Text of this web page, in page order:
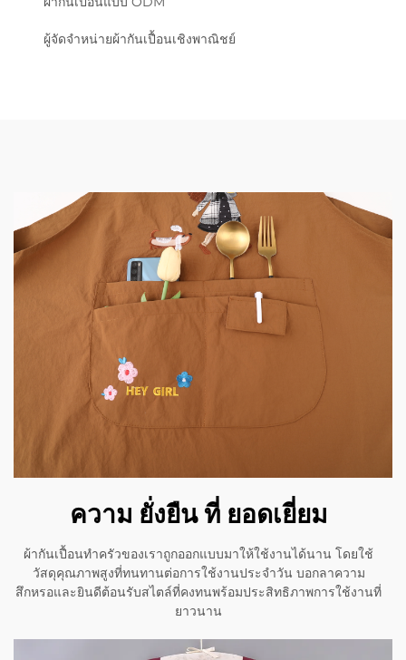
ผู้จัดจำหน่ายผ้ากันเปื้อนเชิงพาณิชย์
ความ ยั่งยืน ที่ ยอดเยี่ยม
ผ้ากันเปื้อนทำครัวของเราถูกออกแบบมาให้ใช้งานได้นาน โดยใช้
วัสดุคุณภาพสูงที่ทนทานต่อการใช้งานประจำวัน บอกลาความ
สึกหรอและยินดีต้อนรับสไตล์ที่คงทนพร้อมประสิทธิภาพการใช้งานที่
ยาวนาน